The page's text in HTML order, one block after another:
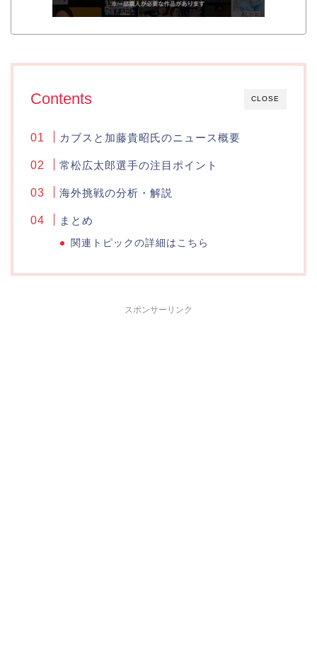
CLOSE
Contents
カブスと加藤貴昭氏のニュース概要
常松広太郎選手の注目ポイント
海外挑戦の分析・解説
まとめ
関連トピックの詳細はこちら
スポンサーリンク